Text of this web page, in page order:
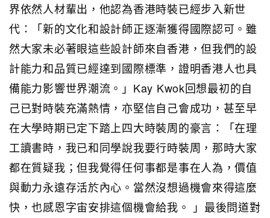
界依然人材輩出，他認為香港時裝已經步入新世
代：「新的文化和設計師正逐漸獲得國際認可。雖
然大家未必著眼這些設計師來自香港，但我們的設
計能力和品質已經達到國際標準，證明香港人也具
備能力影響世界潮流。」Kay Kwok回想最初的自
己已對時裝充滿熱情，亦堅信自己會成功，甚至早
在大學時期已定下踏上四大時裝周的豪言：「在理
工讀書時，我已和同學說我要行時裝周，那時大家
都在質疑我；但我覺得任何事都是事在人為，價值
與動力永遠存活於內心。當然沒想過機會來得這麼
快，也感恩字宙安排這個機會給我。 」最後問道對